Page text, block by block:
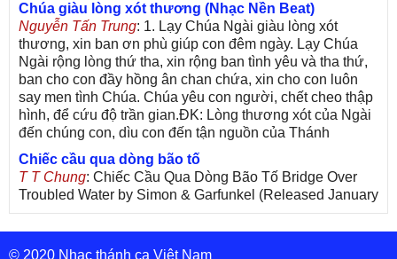
Chúa giàu lòng xót thương (Nhạc Nền Beat)
Nguyễn Tấn Trung: 1. Lạy Chúa Ngài giàu lòng xót
thương, xin ban ơn phù giúp con đêm ngày. Lạy Chúa
Ngài rộng lòng thứ tha, xin rộng ban tình yêu và tha thứ,
ban cho con đầy hồng ân chan chứa, xin cho con luôn
say men tình Chúa. Chúa yêu con người, chết cheo thập
hình, để cứu độ trần gian.ĐK: Lòng thương xót của Ngài
đến chúng con, dìu con đến tận nguồn của Thánh
Chiếc cầu qua dòng bão tố
T T Chung: Chiếc Cầu Qua Dòng Bão Tố Bridge Over
Troubled Water by Simon & Garfunkel (Released January
26, 1970) Lời Việt: Nhạc Sĩ Vũ Đức Nghiêm Trình Bày:
Chung Tử Lưu
© 2020 Nhạc thánh ca Việt Nam